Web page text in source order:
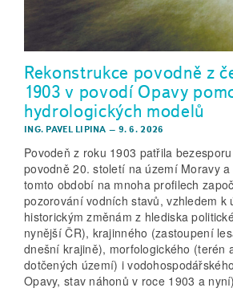
Rekonstrukce povodně z
1903 v povodí Opavy
hydrologických modelů
ING. PAVEL LIPINA – 9. 6. 2026
Povodeň z roku 1903 patřila
povodně 20. století na území Moravy a
tomto období na mnoha profilech
pozorování vodních stavů, vzhledem k
historickým změnám z hlediska
nynější ČR), krajinného (zastoupení
dnešní krajině), morfologického (terén
dotčených území) i
Opavy, stav náhonů v roce 1903 a